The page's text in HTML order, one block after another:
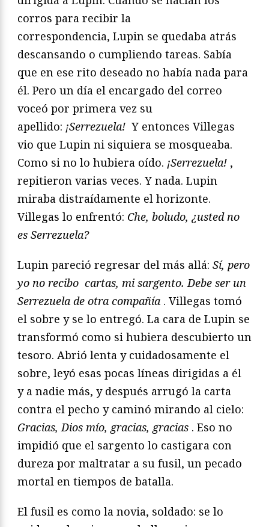
corros para recibir la
correspondencia, Lupin se quedaba atrás
descansando o cumpliendo tareas. Sabía
que en ese rito deseado no había nada para
él. Pero un día el encargado del correo
voceó por primera vez su
apellido: ¡Serrezuela! Y entonces Villegas
vio que Lupin ni siquiera se mosqueaba.
Como si no lo hubiera oído. ¡Serrezuela! ,
repitieron varias veces. Y nada. Lupin
miraba distraídamente el horizonte.
Villegas lo enfrentó: Che, boludo, ¿usted no
es Serrezuela?
Lupin pareció regresar del más allá: Sí, pero
yo no recibo cartas, mi sargento. Debe ser un
Serrezuela de otra compañía . Villegas tomó
el sobre y se lo entregó. La cara de Lupin se
transformó como si hubiera descubierto un
tesoro. Abrió lenta y cuidadosamente el
sobre, leyó esas pocas líneas dirigidas a él
y a nadie más, y después arrugó la carta
contra el pecho y caminó mirando al cielo:
Gracias, Dios mío, gracias, gracias . Eso no
impidió que el sargento lo castigara con
dureza por maltratar a su fusil, un pecado
mortal en tiempos de batalla.
El fusil es como la novia, soldado: se lo